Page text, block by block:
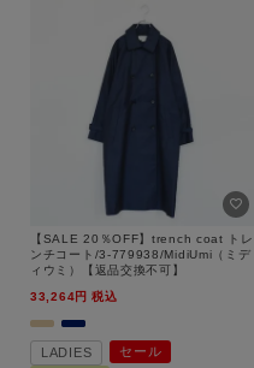
【SALE 20％OFF】trench coat トレ
ンチコート/3-779938/MidiUmi（ミデ
ィウミ）【返品交換不可】
33,264
税込
LADIES
セール